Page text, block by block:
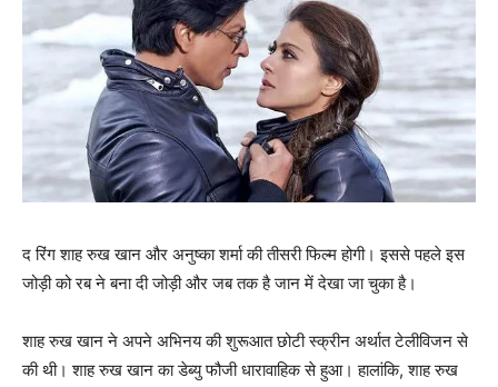
द रिंग शाह रुख खान और अनुष्‍का शर्मा की तीसरी फिल्‍म होगी। इससे पहले इस
जोड़ी को रब ने बना दी जोड़ी और जब तक है जान में देखा जा चुका है।
शाह रुख खान ने अपने अभिनय की शुरूआत छोटी स्‍क्रीन अर्थात टेलीविजन से
की थी। शाह रुख खान का डेब्‍यु फौजी धारावाहिक से हुआ। हालांकि, शाह रुख